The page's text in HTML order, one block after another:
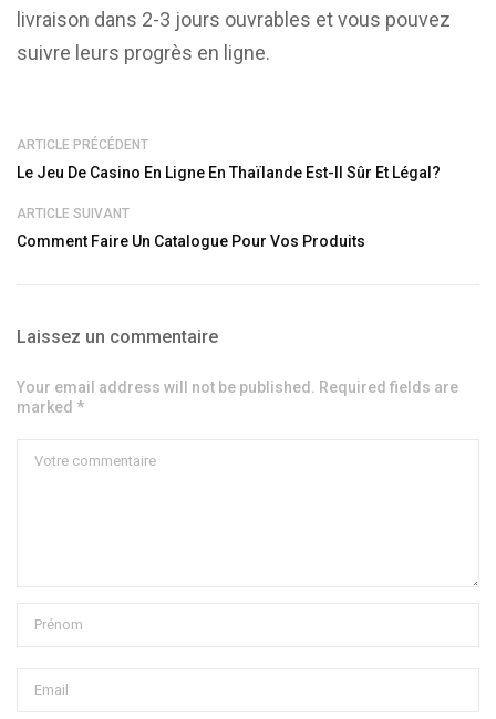
livraison dans 2-3 jours ouvrables et vous pouvez
suivre leurs progrès en ligne.
ARTICLE PRÉCÉDENT
Le Jeu De Casino En Ligne En Thaïlande Est-Il Sûr Et Légal?
ARTICLE SUIVANT
Comment Faire Un Catalogue Pour Vos Produits
Laissez un commentaire
Your email address will not be published. Required fields are
marked *